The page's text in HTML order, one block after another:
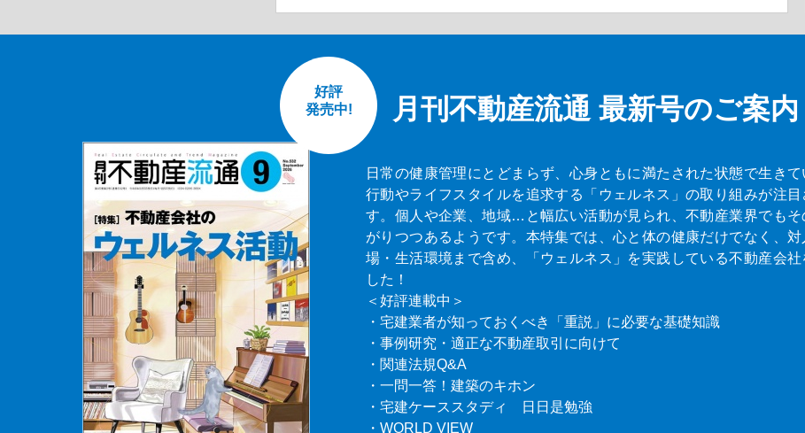
月刊不動産流通 最新号のご案内
好評
発売中!
日常の健康管理にとどまらず、心身ともに満たされた状態で生き
行動やライフスタイルを追求する「ウェルネス」の取り組みが注目
す。個人や企業、地域…と幅広い活動が見られ、不動産業界でもそ
がりつつあるようです。本特集では、心と体の健康だけでなく、
場・生活環境まで含め、「ウェルネス」を実践している不動産会社
した！
＜好評連載中＞
・宅建業者が知っておくべき「重説」に必要な基礎知識
・事例研究・適正な不動産取引に向けて
・関連法規Q&A
・一問一答！建築のキホン
・宅建ケーススタディ 日日是勉強
・WORLD VIEW